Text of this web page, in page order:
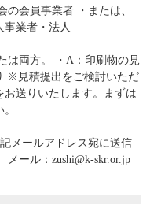
の会員事業者 ・または、
業者・法人
は両方。 ・A：印刷物の見
※見積提出をご検討いただ
送りいたします。まずは
メールアドレス宛に送信
ール：zushi@k-skr.or.jp